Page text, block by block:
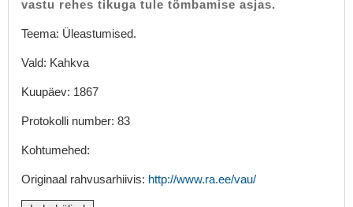
vastu rehes tikuga tule tõmbamise asjas.
Teema: Üleastumised.
Vald: Kahkva
Kuupäev: 1867
Protokolli number: 83
Kohtumehed:
Originaal rahvusarhiivis: http://www.ra.ee/vau/